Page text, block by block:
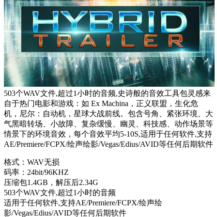
503个WAV文件,超过1小时的音频,史诗般的音效工具包灵感来
自于热门电影和游戏：如 Ex Machina，正义联盟，生化危
机，尼尔：自动机，星球大战前线。包含号角、紧张环境、大
气黑暗转场、小故障、复杂缓慢、幽灵、科技感、动作场景等
情景下的环境音效，每个音效平均5-10S,适用于任何软件,支持
AE/Premiere/FCPX/绘声绘影/Vegas/Edius/AVID等任何后期软件
格式：WAV无损
码率：24bit/96KHZ
压缩包1.4GB，解压后2.34G
503个WAV文件,超过1小时的音频
适用于任何软件,支持AE/Premiere/FCPX/绘声绘
影/Vegas/Edius/AVID等任何后期软件